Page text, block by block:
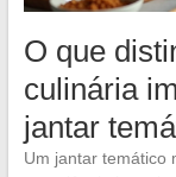
O que
culinária
jantar
Um jantar temático